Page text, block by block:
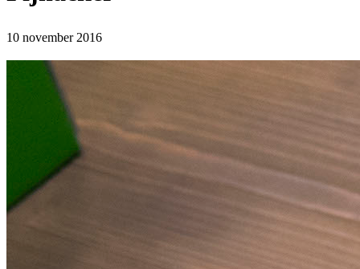
10 november 2016